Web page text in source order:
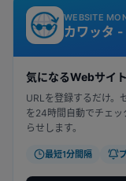
WEBSITE
カワッタ
気になるWebサイ
URLを登録するだけ。
を24時間自動でチェッ
らせします。
最短1分間隔